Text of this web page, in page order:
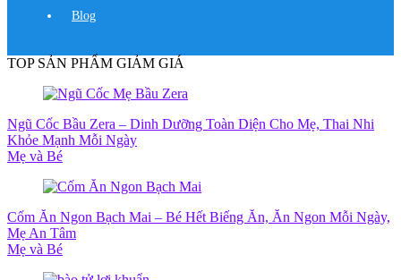
Blog
TOP SẢN PHẨM GIẢM GIÁ
Ngũ Cốc Bầu Zera – Dinh Dưỡng Toàn Diện Cho Mẹ, Thai Nhi
Khỏe Mạnh Mỗi Ngày
Mẹ và Bé
Cốm Ăn Ngon Bạch Mai – Bé Hết Biếng Ăn, Ăn Ngon Mỗi Ngày,
Mẹ An Tâm
Mẹ và Bé